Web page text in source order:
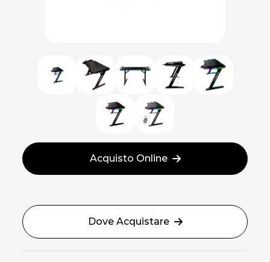
Acquisto Online
Dove Acquistare